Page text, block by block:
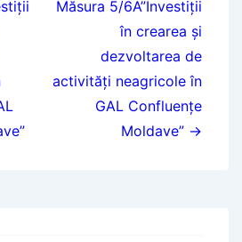
Măsura 5/6A”Investiții
în crearea și
dezvoltarea de
activități neagricole în
GAL Confluențe
Moldave” →